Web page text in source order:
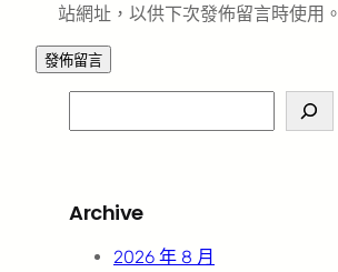
站網址，以供下次發佈留言時使用。
e
c
Archive
2026 年 8 月